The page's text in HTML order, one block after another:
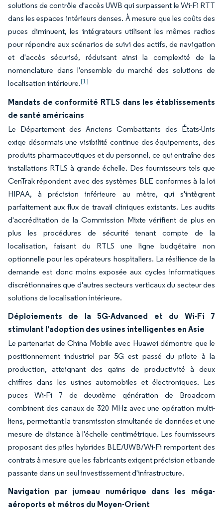
solutions de contrôle d'accès UWB qui surpassent le Wi-Fi RTT
dans les espaces intérieurs denses. À mesure que les coûts des
puces diminuent, les intégrateurs utilisent les mêmes radios
pour répondre aux scénarios de suivi des actifs, de navigation
et d'accès sécurisé, réduisant ainsi la complexité de la
nomenclature dans l'ensemble du marché des solutions de
localisation intérieure.[1]
Mandats de conformité RTLS dans les établissements
de santé américains
Le Département des Anciens Combattants des États-Unis
exige désormais une visibilité continue des équipements, des
produits pharmaceutiques et du personnel, ce qui entraîne des
installations RTLS à grande échelle. Des fournisseurs tels que
CenTrak répondent avec des systèmes BLE conformes à la loi
HIPAA, à précision inférieure au mètre, qui s'intègrent
parfaitement aux flux de travail cliniques existants. Les audits
d'accréditation de la Commission Mixte vérifient de plus en
plus les procédures de sécurité tenant compte de la
localisation, faisant du RTLS une ligne budgétaire non
optionnelle pour les opérateurs hospitaliers. La résilience de la
demande est donc moins exposée aux cycles informatiques
discrétionnaires que d'autres secteurs verticaux du secteur des
solutions de localisation intérieure.
Déploiements de la 5G-Advanced et du Wi-Fi 7
stimulant l'adoption des usines intelligentes en Asie
Le partenariat de China Mobile avec Huawei démontre que le
positionnement industriel par 5G est passé du pilote à la
production, atteignant des gains de productivité à deux
chiffres dans les usines automobiles et électroniques. Les
puces Wi-Fi 7 de deuxième génération de Broadcom
combinent des canaux de 320 MHz avec une opération multi-
liens, permettant la transmission simultanée de données et une
mesure de distance à l'échelle centimétrique. Les fournisseurs
proposant des piles hybrides BLE/UWB/Wi-Fi remportent des
contrats à mesure que les fabricants exigent précision et bande
passante dans un seul investissement d'infrastructure.
Navigation par jumeau numérique dans les méga-
aéroports et métros du Moyen-Orient